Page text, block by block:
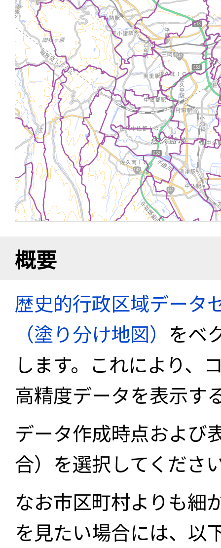
概要
歴史的行政区域データ
（塗り分け地図） をベ
します。これにより、
高精度データを表示す
データ作成時点および
合）を選択してくださ
なお市区町村よりも細
を見たい場合には、以